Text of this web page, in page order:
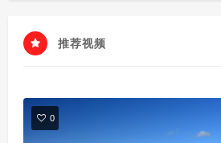
推荐视频
0